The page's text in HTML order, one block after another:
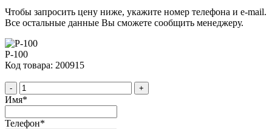
Чтобы запросить цену ниже, укажите номер телефона и e-mail.
Все остальные данные Вы сможете сообщить менеджеру.
P-100
Код товара: 200915
- +
Имя*
Телефон*